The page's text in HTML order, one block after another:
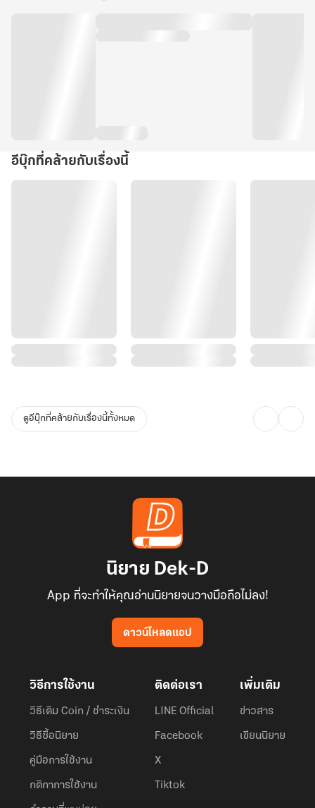
อีบุ๊กที่คล้ายกับเรื่องนี้
ดูอีบุ๊กที่คล้ายกับเรื่องนี้ทั้งหมด
นิยาย Dek-D
App ที่จะทำให้คุณอ่านนิยายจนวางมือถือไม่ลง!
ดาวน์โหลดแอป
วิธีการใช้งาน
วิธีเติม Coin / ชำระเงิน
วิธีซื้อนิยาย
คู่มือการใช้งาน
กติกาการใช้งาน
ติดต่อเรา
LINE Official
Facebook
X
Tiktok
เพิ่มเติม
ข่าวสาร
เขียนนิยาย